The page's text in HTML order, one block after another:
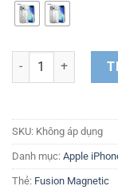
Ốp lưng iPhone 17
SKU: Không áp dụng
Danh mục: Apple
Thẻ: Fusion Magnetic